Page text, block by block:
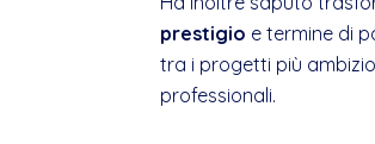
prestigio e termine di
tra i progetti più
professionali.